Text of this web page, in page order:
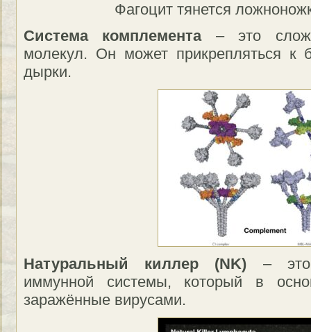
Фагоцит тянется
Система комплемента– это
молекул. Он может прикрепляться к
дырки.
Натуральный киллер (NK) – это
иммунной системы, который в
заражённые вирусами.